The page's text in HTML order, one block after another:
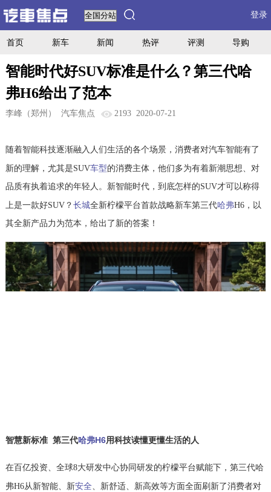
登录
首页 新车 新闻 热评 评测 导购
智能时代好SUV标准是什么？第三代哈
弗H6给出了范本
李峰（郑州） 汽车焦点 2193 2020-07-21
随着智能科技逐渐融入人们生活的各个场景，消费者对汽车智能有了
新的理解，尤其是SUV车型的消费主体，他们多为有着新潮思想、对
品质有执着追求的年轻人。新智能时代，到底怎样的SUV才可以称得
上是一款好SUV？ 长城全新柠檬平台首款战略新车第三代哈弗H6，以
其全新产品力为范本，给出了新的答案！
智慧新标准 第三代哈弗H6用科技读懂更懂生活的人
在百亿投资、全球8大研发中心协同研发的柠檬平台赋能下，第三代哈
弗H6从新智能、新安全 、新舒适、新高效等方面全面刷新了消费者对